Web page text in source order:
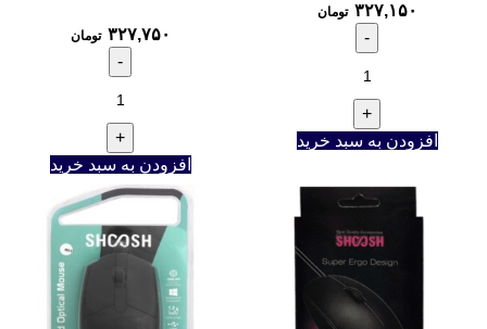
۳۲۷,۱۵۰ تومان
افزودن به سبد خرید
۳۲۷,۷۵۰ تومان
افزودن به سبد خرید